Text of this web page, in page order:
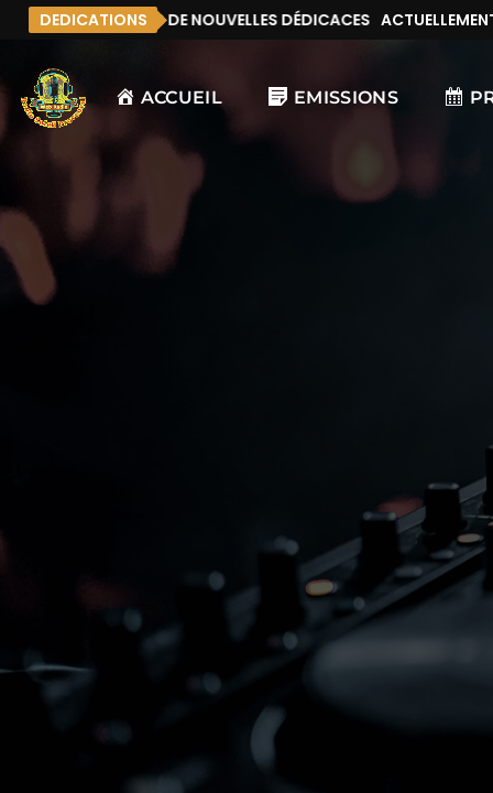
DEDICATIONS
IL N’Y A PAS DE NOUVELLES DÉDICACES ACTUELLEMENT,
ACCUEIL EMISSIONS